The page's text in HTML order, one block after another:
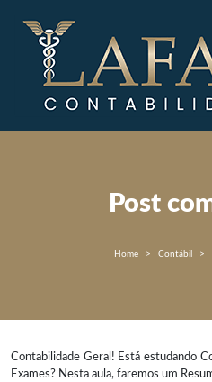
Post
Home Contábil
Contabilidade Geral! Está estudando
Exames? Nesta aula, faremos um